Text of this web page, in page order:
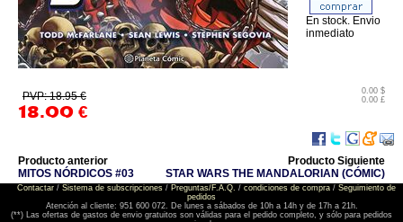
PVP: 18.95 €
18.00 €
0.00 $
0.00 £
En stock. Envio
inmediato
Producto anterior
MITOS NÓRDICOS #03
Producto Siguiente
STAR WARS THE MANDALORIAN (CÓMIC)
Contactar/ Sistema de subscripciones/ Preguntas/F.A.Q. / condiciones de compra/ Seguimiento de
pedidos
Atención al cliente: 951 600 072. De lunes a sábados de 10h a 14h y de 17h a 21h.
(**) Las ofertas de gastos de envio gratuitos son válidas para el pedido completo, y sólo para pedidos